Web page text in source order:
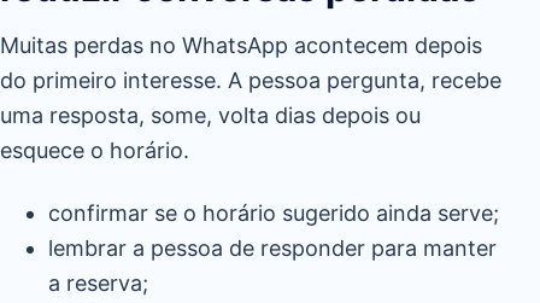
Muitas perdas no WhatsApp acontecem depois
do primeiro interesse. A pessoa pergunta, recebe
uma resposta, some, volta dias depois ou
esquece o horário.
confirmar se o horário sugerido ainda serve;
lembrar a pessoa de responder para manter
a reserva;